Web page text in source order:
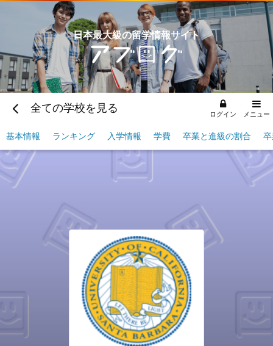
日本最大級の留学情報サイト
全ての学校を見る ログイン メニュー
基本情報 ランキング 入学情報 学費 卒業と進級の割合